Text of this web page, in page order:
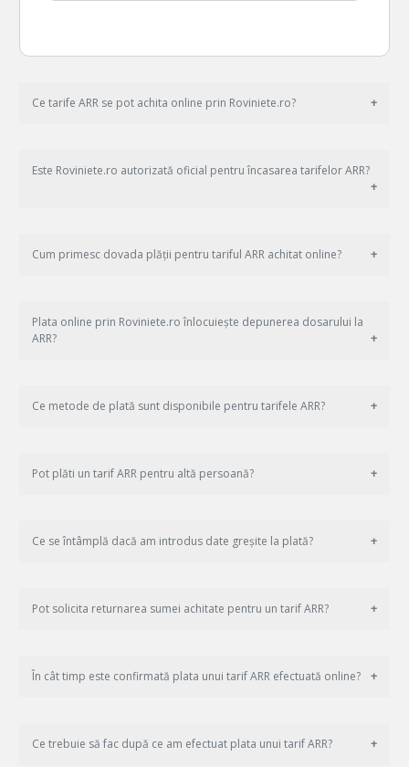
Ce tarife ARR se pot achita online prin Roviniete.ro?
Este Roviniete.ro autorizată oficial pentru încasarea tarifelor ARR?
Cum primesc dovada plății pentru tariful ARR achitat online?
Plata online prin Roviniete.ro înlocuiește depunerea dosarului la
ARR?
Ce metode de plată sunt disponibile pentru tarifele ARR?
Pot plăti un tarif ARR pentru altă persoană?
Ce se întâmplă dacă am introdus date greșite la plată?
Pot solicita returnarea sumei achitate pentru un tarif ARR?
În cât timp este confirmată plata unui tarif ARR efectuată online?
Ce trebuie să fac după ce am efectuat plata unui tarif ARR?